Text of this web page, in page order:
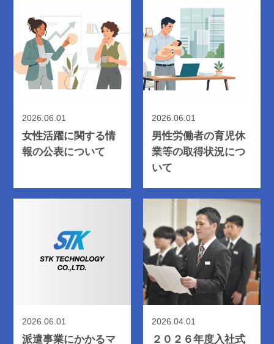
2026.06.01
女性活躍に関する情
報の公表について
2026.06.01
男性労働者の育児休
業等の取得状況につ
いて
2026.06.01
派遣事業にかかるマ
2026.04.01
２０２６年度入社式